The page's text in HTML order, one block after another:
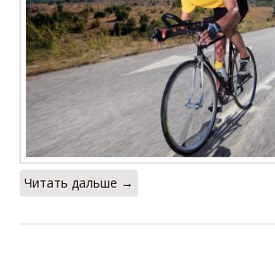
Читать дальше →